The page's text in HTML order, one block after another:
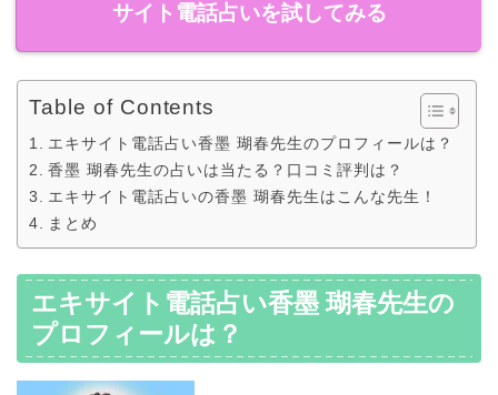
サイト電話占いを試してみる
Table of Contents
エキサイト電話占い香墨 瑚春先生のプロフィールは？
香墨 瑚春先生の占いは当たる？口コミ評判は？
エキサイト電話占いの香墨 瑚春先生はこんな先生！
まとめ
エキサイト電話占い香墨 瑚春先生の
プロフィールは？